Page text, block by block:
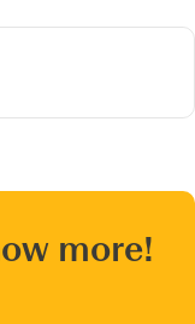
more!